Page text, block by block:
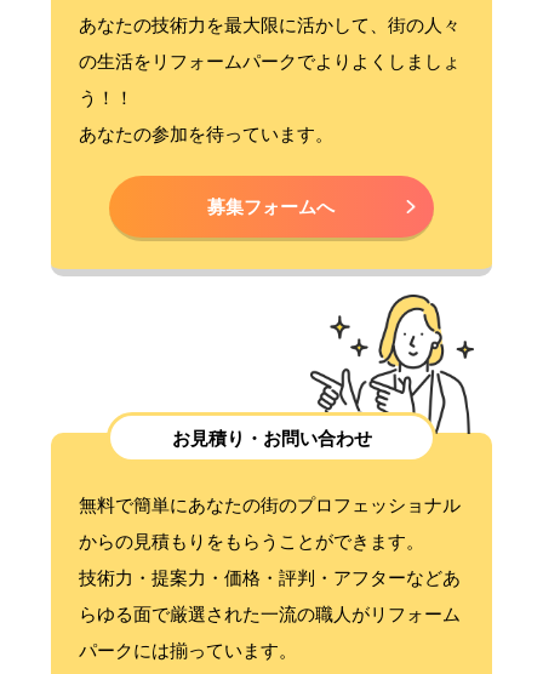
あなたの技術力を最大限に活かして、街の人々
の生活をリフォームパークでよりよくしましょ
う！！
あなたの参加を待っています。
募集フォームへ
お見積り・お問い合わせ
無料で簡単にあなたの街のプロフェッショナル
からの見積もりをもらうことができます。
技術力・提案力・価格・評判・アフターなどあ
らゆる面で厳選された一流の職人がリフォーム
パークには揃っています。